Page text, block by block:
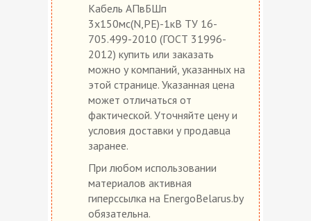
Кабель АПвБШп
3х150мс(N,PE)-1кВ ТУ 16-
705.499-2010 (ГОСТ 31996-
2012) купить или заказать
можно у компаний, указанных на
этой странице. Указанная цена
может отличаться от
фактической. Уточняйте цену и
условия доставки у продавца
заранее.
При любом использовании
материалов активная
гиперссылка на EnergoBelarus.by
обязательна.